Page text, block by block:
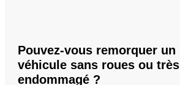
Pouvez-vous remorquer un
véhicule sans roues ou très
endommagé ?